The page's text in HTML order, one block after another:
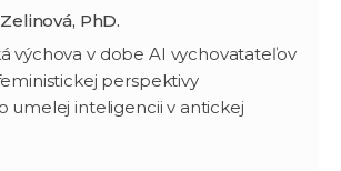
PhD.
výchova v dobe AI vychovatateľov
perspektivy
umelej inteligencii v antickej